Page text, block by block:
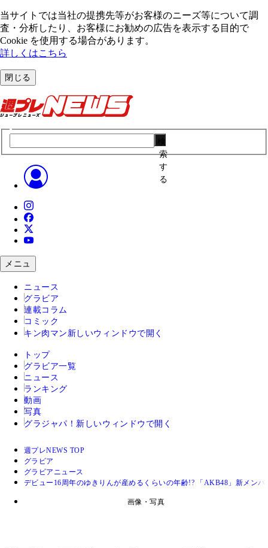
当サイトでは当社の提携先等がお客様のニーズ等について調
査・分析したり、お客様にお勧めの広告を表⽰する⽬的で
Cookie を使⽤する場合があります。
詳しくはこちら
閉じる
索
す
る
メニュ
ニュース
グラビア
連載コラム
コミック
キン肉マン 新しいウィンドウで開く
トップ
グラビア一覧
ニュース
ランキング
動画
写真
グラジャパ！ 新しいウィンドウで開く
週プレNEWS TOP
グラビア
グラビアニュース
デビュー16周年のゆきりんが産めるくらいの年齢!? 「AKB48」新メン
画像・写真